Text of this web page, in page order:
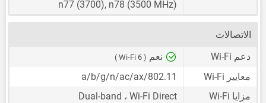
n77 (3700), n78 (3500 MHz)
الاتصالات
دعم Wi-Fi
نعم ( Wi-Fi 6 )
معايير Wi-Fi
802.11/a/b/g/n/ac/ax
مزايا Wi-Fi
Dual-band ، Wi-Fi Direct